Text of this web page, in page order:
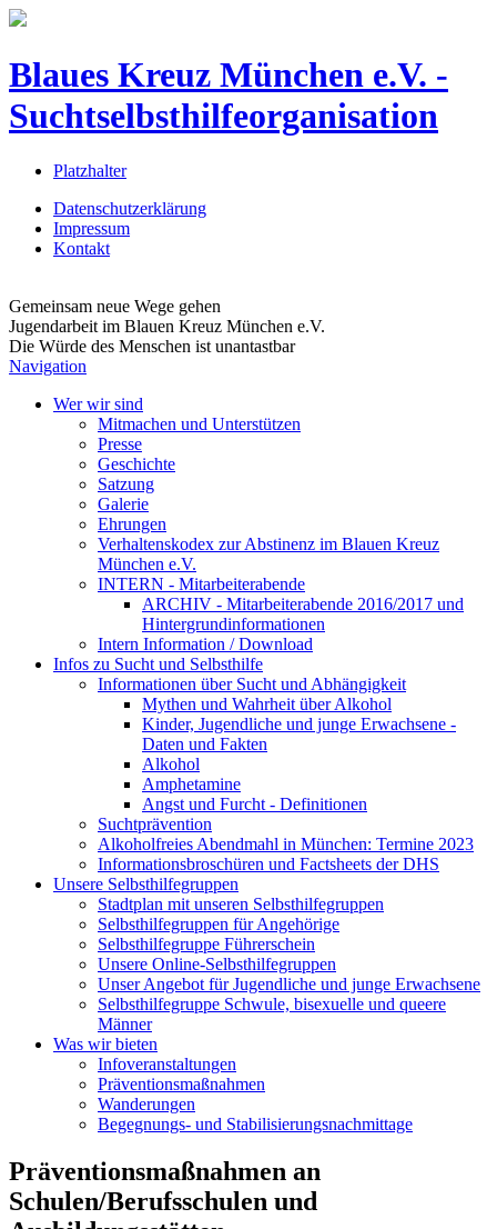
Blaues Kreuz München e.V. -
Suchtselbsthilfeorganisation
Platzhalter
Datenschutzerklärung
Impressum
Kontakt
Gemeinsam neue Wege gehen
Jugendarbeit im Blauen Kreuz München e.V.
Die Würde des Menschen ist unantastbar
Navigation
Wer wir sind
Mitmachen und Unterstützen
Presse
Geschichte
Satzung
Galerie
Ehrungen
Verhaltenskodex zur Abstinenz im Blauen Kreuz
München e.V.
INTERN - Mitarbeiterabende
ARCHIV - Mitarbeiterabende 2016/2017 und
Hintergrundinformationen
Intern Information / Download
Infos zu Sucht und Selbsthilfe
Informationen über Sucht und Abhängigkeit
Mythen und Wahrheit über Alkohol
Kinder, Jugendliche und junge Erwachsene -
Daten und Fakten
Alkohol
Amphetamine
Angst und Furcht - Definitionen
Suchtprävention
Alkoholfreies Abendmahl in München: Termine 2023
Informationsbroschüren und Factsheets der DHS
Unsere Selbsthilfegruppen
Stadtplan mit unseren Selbsthilfegruppen
Selbsthilfegruppen für Angehörige
Selbsthilfegruppe Führerschein
Unsere Online-Selbsthilfegruppen
Unser Angebot für Jugendliche und junge Erwachsene
Selbsthilfegruppe Schwule, bisexuelle und queere
Männer
Was wir bieten
Infoveranstaltungen
Präventionsmaßnahmen
Wanderungen
Begegnungs- und Stabilisierungsnachmittage
Präventionsmaßnahmen an
Schulen/Berufsschulen und